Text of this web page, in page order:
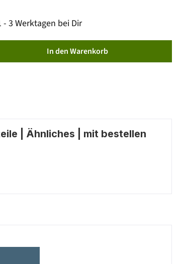
3 Werktagen bei Dir
In den Warenkorb
| Ähnliches | mit bestellen